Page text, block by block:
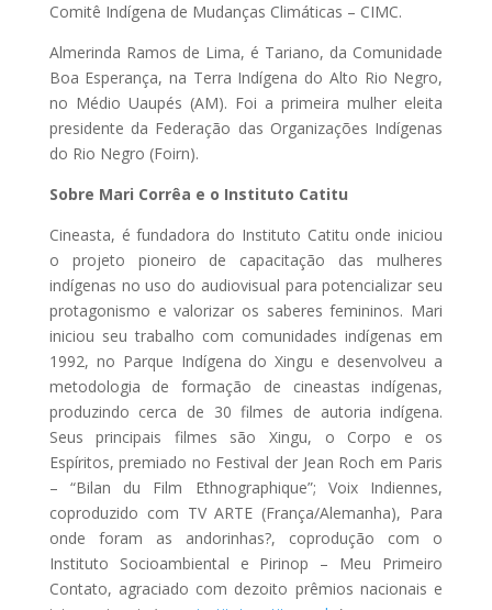
Comitê Indígena de Mudanças Climáticas – CIMC.
Almerinda Ramos de Lima, é Tariano, da Comunidade
Boa Esperança, na Terra Indígena do Alto Rio Negro,
no Médio Uaupés (AM). Foi a primeira mulher eleita
presidente da Federação das Organizações Indígenas
do Rio Negro (Foirn).
Sobre Mari Corrêa e o Instituto Catitu
Cineasta, é fundadora do Instituto Catitu onde iniciou
o projeto pioneiro de capacitação das mulheres
indígenas no uso do audiovisual para potencializar seu
protagonismo e valorizar os saberes femininos. Mari
iniciou seu trabalho com comunidades indígenas em
1992, no Parque Indígena do Xingu e desenvolveu a
metodologia de formação de cineastas indígenas,
produzindo cerca de 30 filmes de autoria indígena.
Seus principais filmes são Xingu, o Corpo e os
Espíritos, premiado no Festival der Jean Roch em Paris
– “Bilan du Film Ethnographique”; Voix Indiennes,
coproduzido com TV ARTE (França/Alemanha), Para
onde foram as andorinhas?, coprodução com o
Instituto Socioambiental e Pirinop – Meu Primeiro
Contato, agraciado com dezoito prêmios nacionais e